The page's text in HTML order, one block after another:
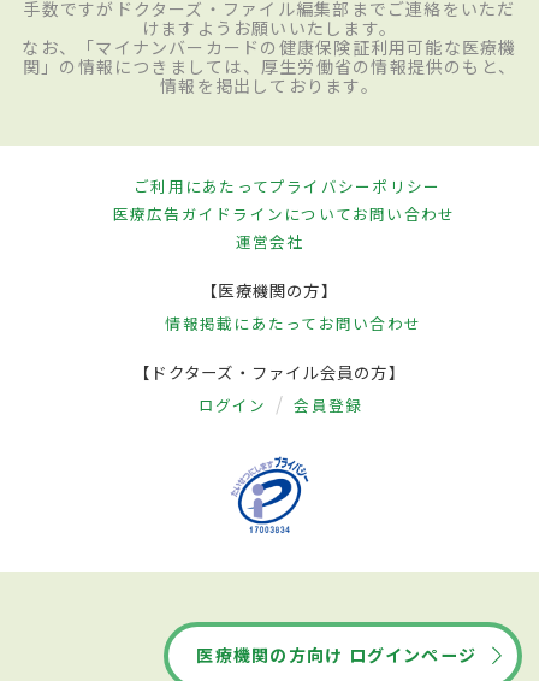
手数ですがドクターズ・ファイル編集部までご連絡をいただ
けますようお願いいたします。
なお、「マイナンバーカードの健康保険証利用可能な医療機
関」の情報につきましては、厚生労働省の情報提供のもと、
情報を掲出しております。
ご利用にあたってプライバシーポリシー
医療広告ガイドラインについてお問い合わせ
運営会社
【医療機関の方】
情報掲載にあたって お問い合わせ
【ドクターズ・ファイル会員の方】
ログイン 会員登録
医療機関の方向け ログインページ